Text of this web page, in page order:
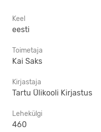
Keel
eesti
Toimetaja
Kai Saks
Kirjastaja
Tartu Ülikooli Kirjastus
Lehekülgi
460